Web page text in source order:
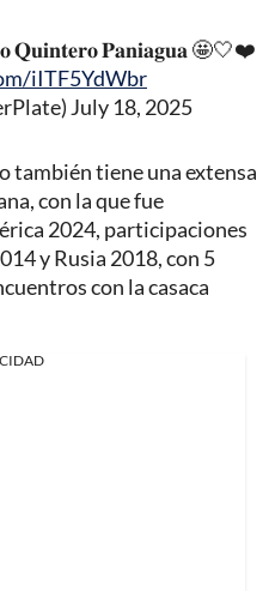
𝐐𝐮𝐢𝐧𝐭𝐞𝐫𝐨 𝐏𝐚𝐧𝐢𝐚𝐠𝐮𝐚 🤩🤍❤️
iITF5YdWbr
July 18, 2025
también tiene una extensa
con la que fue
2024, participaciones
y Rusia 2018, con 5
con la casaca